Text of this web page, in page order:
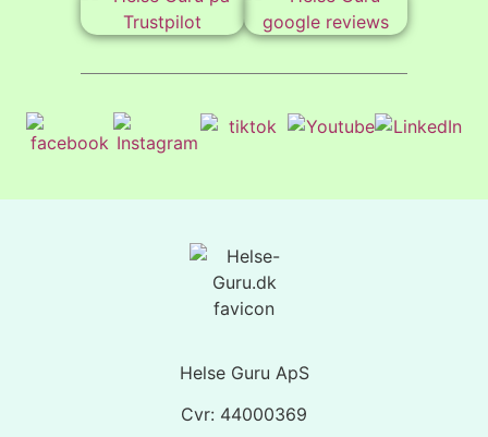
Helse Guru ApS
Cvr: 44000369